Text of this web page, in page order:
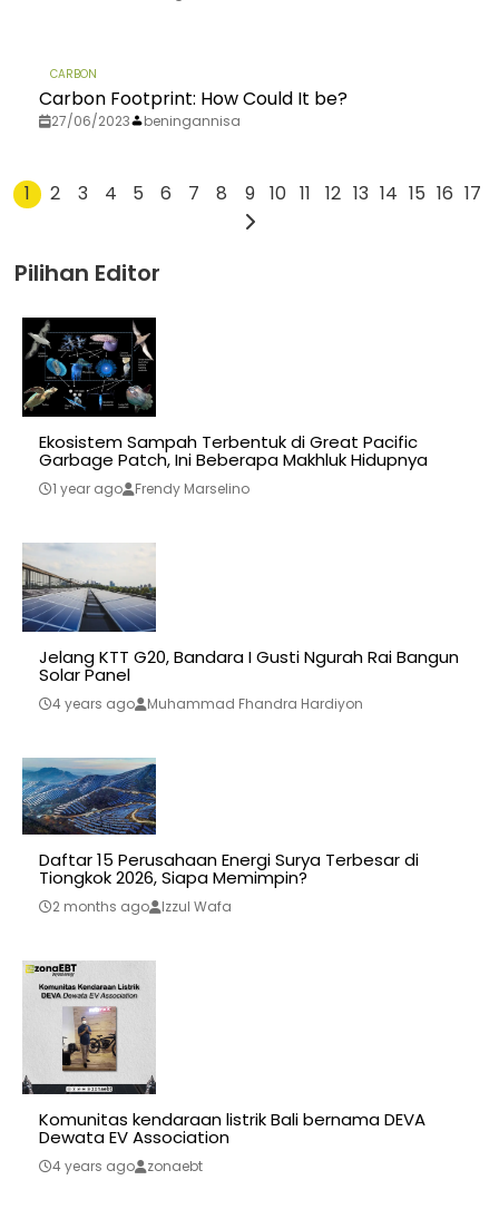
CARBON
Carbon Footprint: How Could It be?
27/06/2023 beningannisa
1 2 3 4 5 6 7 8 9 10 11 12 13 14 15 16 17
Pilihan Editor
Ekosistem Sampah Terbentuk di Great Pacific
Garbage Patch, Ini Beberapa Makhluk Hidupnya
1 year ago Frendy Marselino
Jelang KTT G20, Bandara I Gusti Ngurah Rai Bangun
Solar Panel
4 years ago Muhammad Fhandra Hardiyon
Daftar 15 Perusahaan Energi Surya Terbesar di
Tiongkok 2026, Siapa Memimpin?
2 months ago Izzul Wafa
Komunitas kendaraan listrik Bali bernama DEVA
Dewata EV Association
4 years ago zonaebt